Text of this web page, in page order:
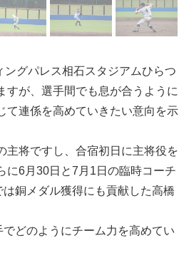
グパレス相石スタジアムひらつ
すが、選手間でも息が合うように
て連係を高めていきたい意向を示
将ですし、合宿初日に主将役を
に6月30日と7月1日の臨時コーチ
銅メダル獲得にも貢献した高橋
どのようにチーム力を高めてい